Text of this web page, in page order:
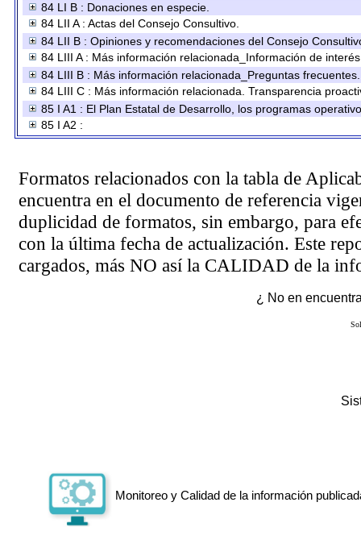
84 LI B : Donaciones en especie.
84 LII A : Actas del Consejo Consultivo.
84 LII B : Opiniones y recomendaciones del Consejo
84 LIII A : Más información relacionada_Información de
84 LIII B : Más información relacionada_Preguntas frecuentes.
84 LIII C : Más información relacionada. Transparencia
85 I A1 : El Plan Estatal de Desarrollo, los programas
85 I A2 :
Formatos relacionados con la tabla de
encuentra en el documento de referencia
duplicidad de formatos, sin embargo, para
con la última fecha de actualización. Este
cargados, más NO así la CALIDAD de la
¿ No en
Monitoreo y Calidad de la información